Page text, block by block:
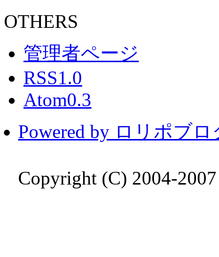
OTHERS
管理者ページ
RSS1.0
Atom0.3
Powered by ロリポブロ
Copyright (C) 2004-